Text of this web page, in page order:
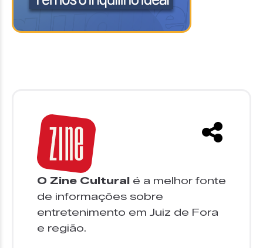
O Zine Cultural é a melhor fonte
de informações sobre
entretenimento em Juiz de Fora
e região.